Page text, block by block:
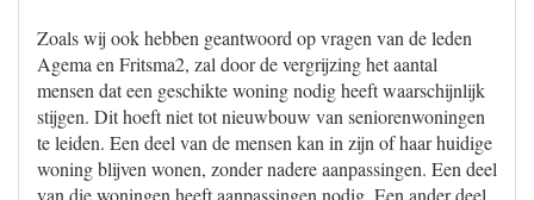
Zoals wij ook hebben geantwoord op vragen van de leden
Agema en Fritsma2, zal door de vergrijzing het aantal
mensen dat een geschikte woning nodig heeft waarschijnlijk
stijgen. Dit hoeft niet tot nieuwbouw van seniorenwoningen
te leiden. Een deel van de mensen kan in zijn of haar huidige
woning blijven wonen, zonder nadere aanpassingen. Een deel
van die woningen heeft aanpassingen nodig. Een ander deel